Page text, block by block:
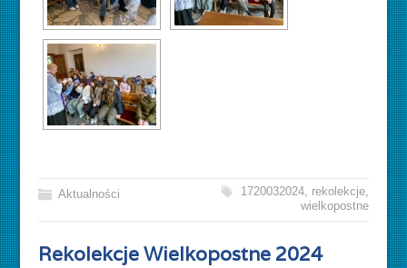
Aktualności 1720032024, rekolekcje,
wielkopostne
Rekolekcje Wielkopostne 2024